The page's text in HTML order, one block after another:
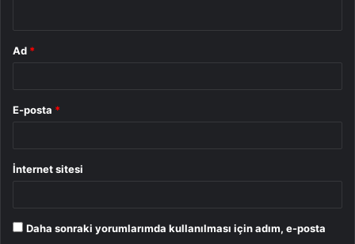
Ad *
E-posta *
İnternet sitesi
Daha sonraki yorumlarımda kullanılması için adım, e-posta